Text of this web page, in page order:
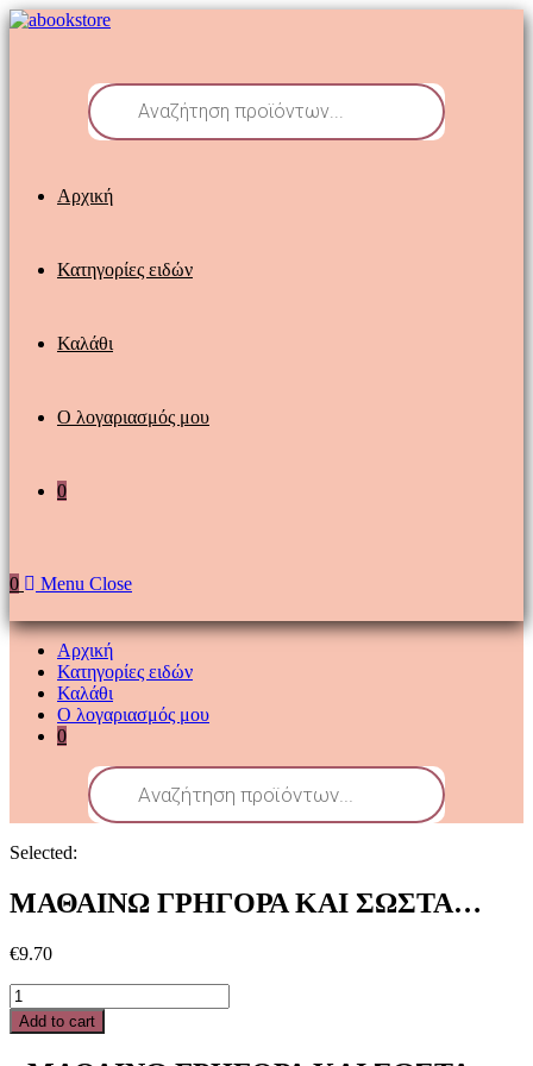
Skip
Products
search
Αρχική
Κατηγορίες ειδών
Καλάθι
Ο λογαριασμός μου
0
0 Menu Close
Αρχική
Κατηγορίες ειδών
Καλάθι
Ο λογαριασμός μου
0
Products
search
Selected:
ΜΑΘΑΙΝΩ ΓΡΗΓΟΡΑ ΚΑΙ ΣΩΣΤΑ…
€9.70
ΜΑΘΑΙΝΩ
ΓΡΗΓΟΡΑ
ΚΑΙ
Add to cart